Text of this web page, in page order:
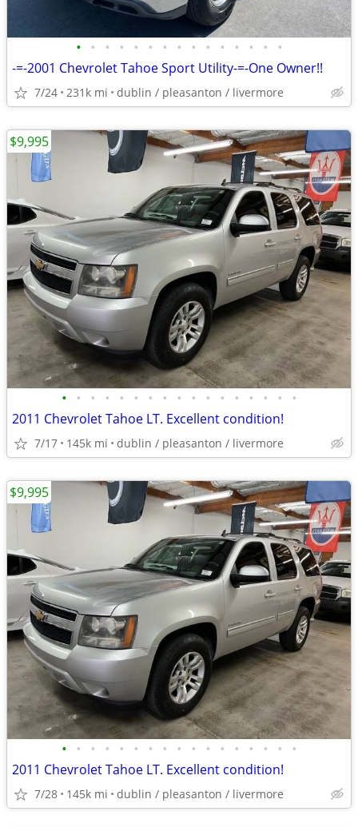
• • • • • • • • • • • • • • •
-=-2001 Chevrolet Tahoe Sport Utility-=-One Owner!!
7/24 231k mi dublin / pleasanton / livermore
• • • • • • • • • • • • • • • • •
2011 Chevrolet Tahoe LT. Excellent condition!
7/17 145k mi dublin / pleasanton / livermore
$9,995
• • • • • • • • • • • • • • • • •
2011 Chevrolet Tahoe LT. Excellent condition!
7/28 145k mi dublin / pleasanton / livermore
$9,995